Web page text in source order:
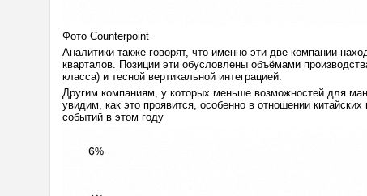
Фото Counterpoint
Аналитики также говорят, что именно эти две компании
кварталов. Позиции эти обусловлены объёмами
класса) и тесной вертикальной интеграцией.
Другим компаниям, у которых меньше возможностей для
увидим, как это проявится, особенно в отношении
событий в этом году